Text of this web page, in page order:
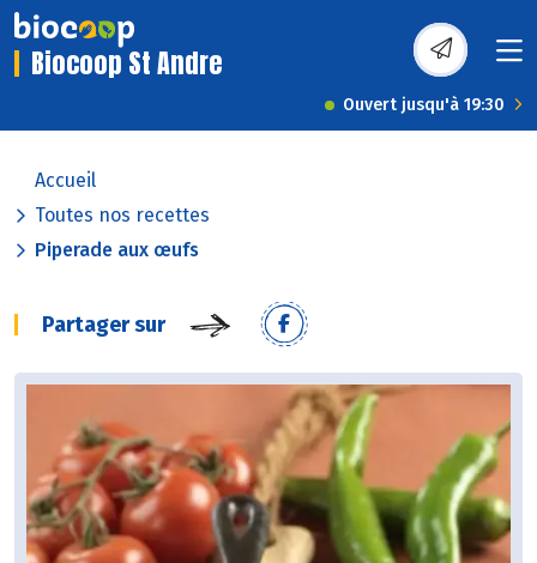
Biocoop St Andre
Ouvert jusqu'à 19:30
Accueil
Toutes nos recettes
Piperade aux œufs
Partager sur